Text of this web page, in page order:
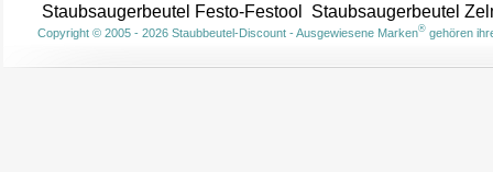
Staubsaugerbeutel Festo-Festool
Staubsaugerbeutel
Copyright © 2005 - 2026 Staubbeutel-Discount - Ausgewiesene Marken®gehören